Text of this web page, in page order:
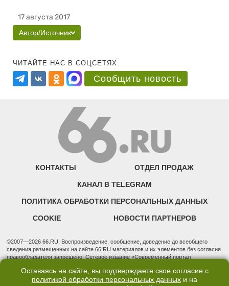
17 августа 2017
Автор/Источник
ЧИТАЙТЕ НАС В СОЦСЕТЯХ:
Сообщить новость
КОНТАКТЫ ОТДЕЛ ПРОДАЖ
КАНАЛ В TELEGRAM
ПОЛИТИКА ОБРАБОТКИ ПЕРСОНАЛЬНЫХ ДАННЫХ
COOKIE НОВОСТИ ПАРТНЕРОВ
©2007—2026 66.RU. Воспроизведение, сообщение, доведение до всеобщего
сведения размещенных на сайте 66.RU материалов и их элементов без согласия
правообладателя запрещено. Сетевое издание «Современный портал
надзору в сфере связи, информационных технологий и массовых коммуникаций
(Роскомнадзор). Регистрационный номер ЭЛ № ФС 77 - 76634 от 02.09.2019
Оставаясь на сайте, вы подтверждаете свое согласие с
политикой обработки персональных данных и на